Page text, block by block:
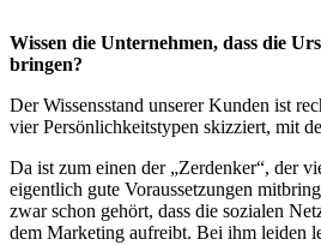
Wissen die Unternehmen, dass die
bringen?
Der Wissensstand unserer Kunden ist
vier Persönlichkeitstypen skizziert, mit
Da ist zum einen der „Zerdenker“, der
eigentlich gute Voraussetzungen
zwar schon gehört, dass die sozialen
dem Marketing aufreibt. Bei ihm leiden